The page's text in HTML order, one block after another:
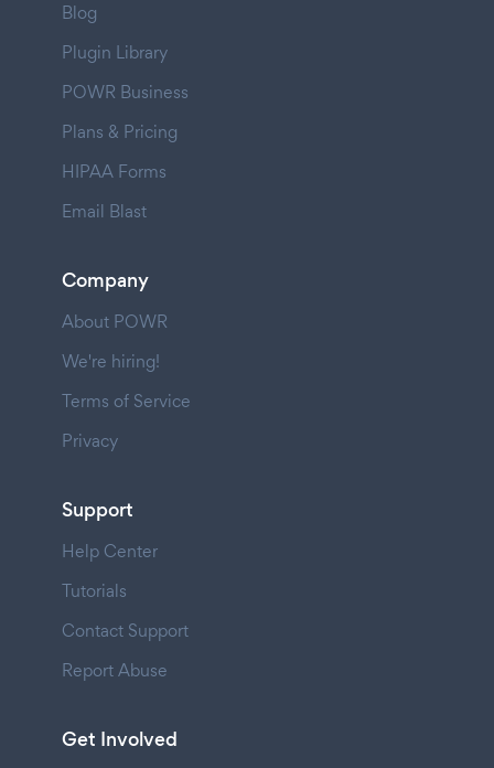
Blog
Plugin Library
POWR Business
Plans & Pricing
HIPAA Forms
Email Blast
Company
About POWR
We're hiring!
Terms of Service
Privacy
Support
Help Center
Tutorials
Contact Support
Report Abuse
Get Involved